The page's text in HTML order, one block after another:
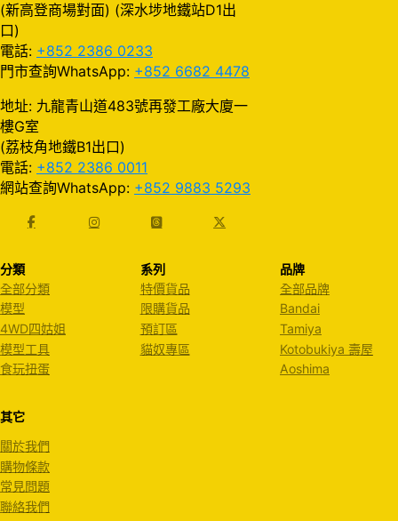
(新高登商場對面) (深水埗地鐵站D1出
口)
電話: +852 2386 0233
門市查詢WhatsApp: +852 6682 4478
地址: 九龍青山道483號再發工廠大廈一
樓G室
(荔枝角地鐵B1出口)
電話: +852 2386 0011
網站查詢WhatsApp: +852 9883 5293
分類
全部分類
模型
4WD四姑姐
模型工具
食玩扭蛋
系列
特價貨品
限購貨品
預訂區
貓奴專區
品牌
全部品牌
Bandai
Tamiya
Kotobukiya 壽屋
Aoshima
其它
關於我們
購物條款
常見問題
聯絡我們